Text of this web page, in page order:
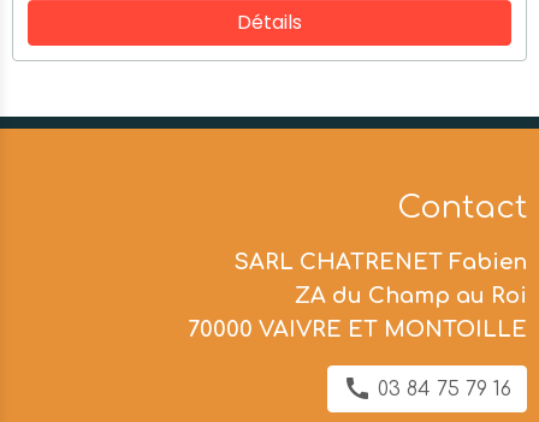
Détails
Contact
SARL CHATRENET Fabien
ZA du Champ au Roi
70000 VAIVRE ET MONTOILLE
03 84 75 79 16